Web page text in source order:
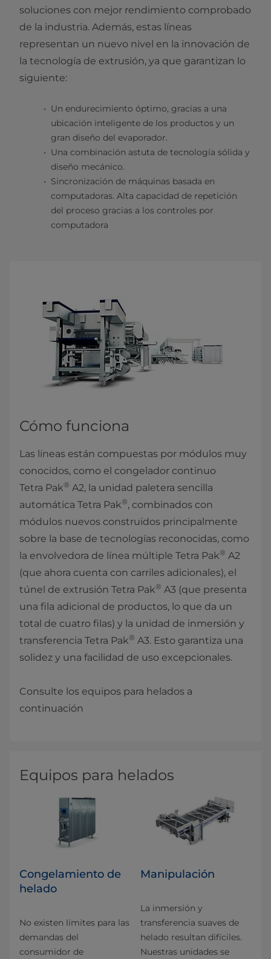
soluciones con mejor rendimiento comprobado
de la industria. Además, estas líneas
representan un nuevo nivel en la innovación de
la tecnología de extrusión, ya que garantizan lo
siguiente:
Un endurecimiento óptimo, gracias a una
ubicación inteligente de los productos y un
gran diseño del evaporador.
Una combinación astuta de tecnología sólida y
diseño mecánico.
Sincronización de máquinas basada en
computadoras. Alta capacidad de repetición
del proceso gracias a los controles por
computadora
Cómo funciona
Las líneas están compuestas por módulos muy
conocidos, como el congelador continuo
Tetra Pak® A2, la unidad paletera sencilla
automática Tetra Pak®, combinados con
módulos nuevos construidos principalmente
sobre la base de tecnologías reconocidas, como
la envolvedora de línea múltiple Tetra Pak® A2
(que ahora cuenta con carriles adicionales), el
túnel de extrusión Tetra Pak® A3 (que presenta
una fila adicional de productos, lo que da un
total de cuatro filas) y la unidad de inmersión y
transferencia Tetra Pak® A3. Esto garantiza una
solidez y una facilidad de uso excepcionales.
Consulte los equipos para helados a
continuación
Equipos para helados
Congelamiento de
helado
No existen límites para las
demandas del
consumidor de
Manipulación
La inmersión y
transferencia suaves de
helado resultan difíciles.
Nuestras unidades se